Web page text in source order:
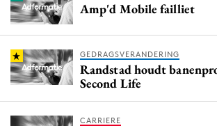
Amp'd Mobile failliet
GEDRAGSVERANDERING
Randstad houdt
Second Life
CARRIERE